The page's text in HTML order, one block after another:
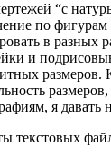
“с
по
в разных
и
я давать
текстовых